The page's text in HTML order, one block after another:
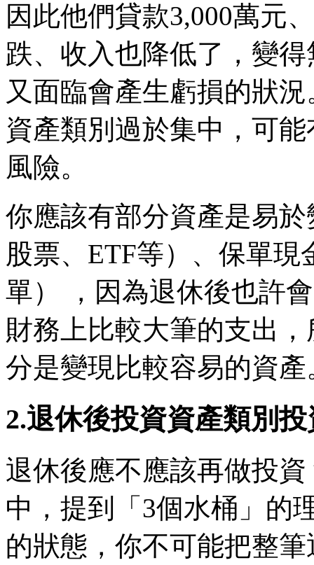
因此他們貸款3,000萬元
跌、收入也降低了，變
又面臨會產生虧損的狀
資產類別過於集中，可
風險。
你應該有部分資產是易
股票、ETF等）、保單
單） ，因為退休後也許
財務上比較大筆的支出
分是變現比較容易的資產
2.退休後投資資產類別
退休後應不應該再做投
中，提到「3個水桶」的
的狀態，你不可能把整